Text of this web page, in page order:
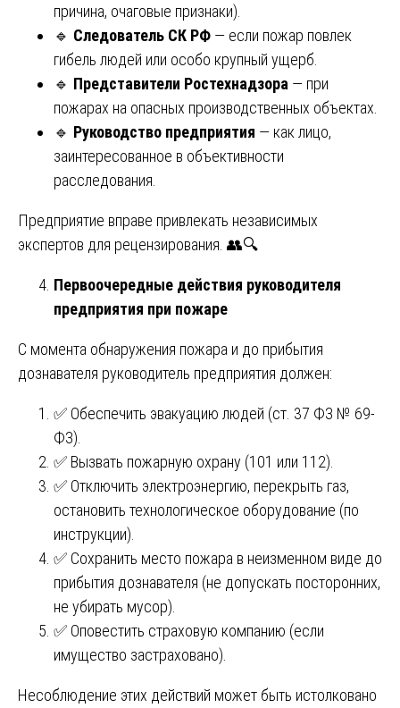
причина, очаговые признаки).
🔹 Следователь СК РФ — если пожар повлек
гибель людей или особо крупный ущерб.
🔹 Представители Ростехнадзора — при
пожарах на опасных производственных объектах.
🔹 Руководство предприятия — как лицо,
заинтересованное в объективности
расследования.
Предприятие вправе привлекать независимых
экспертов для рецензирования. 👥🔍
Первоочередные действия руководителя
предприятия при пожаре
С момента обнаружения пожара и до прибытия
дознавателя руководитель предприятия должен:
✅ Обеспечить эвакуацию людей (ст. 37 ФЗ № 69-
ФЗ).
✅ Вызвать пожарную охрану (101 или 112).
✅ Отключить электроэнергию, перекрыть газ,
остановить технологическое оборудование (по
инструкции).
✅ Сохранить место пожара в неизменном виде до
прибытия дознавателя (не допускать посторонних,
не убирать мусор).
✅ Оповестить страховую компанию (если
имущество застраховано).
Несоблюдение этих действий может быть истолковано